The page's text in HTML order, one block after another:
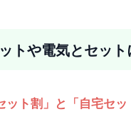
トや電気とセッ
ット割」と「自宅セ